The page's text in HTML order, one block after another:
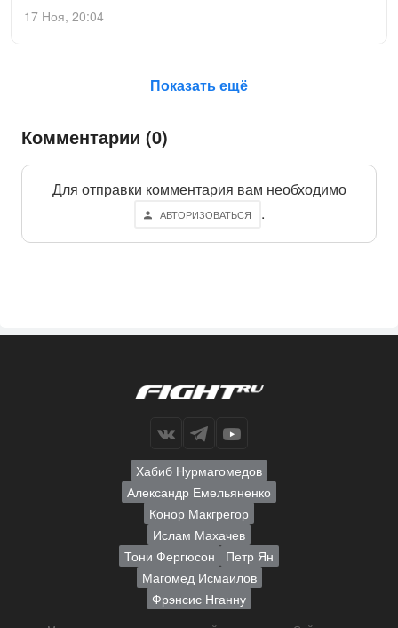
17 Ноя, 20:04
Показать ещё
Комментарии (0)
Для отправки комментария вам необходимо
АВТОРИЗОВАТЬСЯ .
Хабиб Нурмагомедов
Александр Емельяненко
Конор Макгрегор
Ислам Махачев
Тони Фергюсон
Петр Ян
Магомед Исмаилов
Фрэнсис Нганну